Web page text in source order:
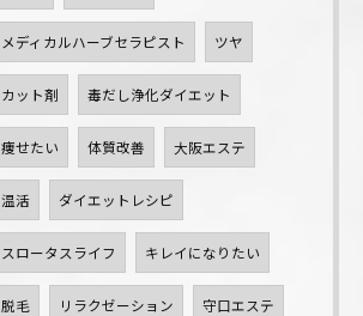
メディカルハーブセラピスト ツヤ
カット剤 毒だし浄化ダイエット
痩せたい 体質改善 大阪エステ
温活 ダイエットレシピ
スロータスライフ キレイになりたい
脱毛 リラクゼーション 守口エステ